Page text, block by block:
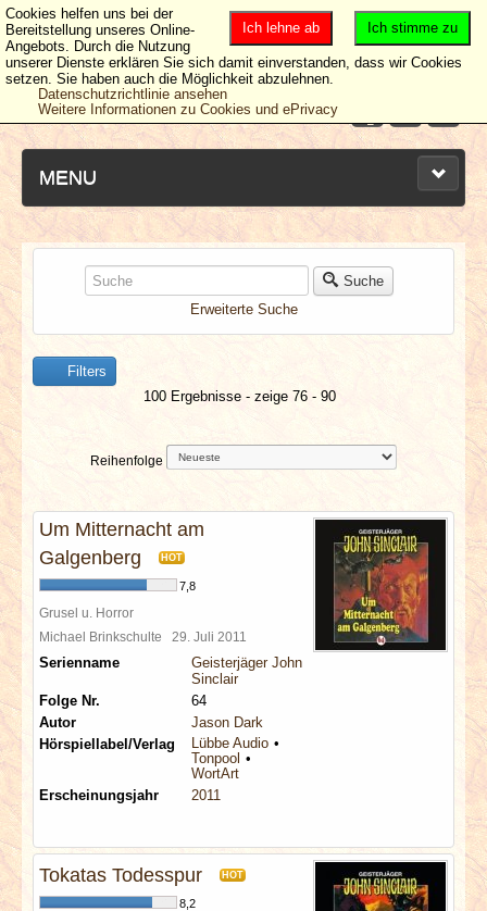
MENU
NEUESTE ARTIKEL
NEWS & DATES
BERICHTE
VERLOSUNGEN
SPECIALS
REDAKTION
LINKS
ARCHIV
Suche
Erweiterte Suche
Filters
100 Ergebnisse - zeige 76 - 90
Reihenfolge
Um Mitternacht am
Galgenberg
HOT
7,8
Grusel u. Horror
Michael Brinkschulte 29. Juli 2011
Serienname
Geisterjäger John
Sinclair
Folge Nr.
64
Autor
Jason Dark
Hörspiellabel/Verlag
Lübbe Audio
Tonpool
WortArt
Erscheinungsjahr
2011
Tokatas Todesspur HOT
8,2
Ich stimme zu
Ich lehne ab
Cookies helfen uns bei der
Bereitstellung unseres Online-
Angebots. Durch die Nutzung
unserer Dienste erklären Sie sich damit einverstanden, dass wir Cookies
setzen. Sie haben auch die Möglichkeit abzulehnen.
Datenschutzrichtlinie ansehen
Weitere Informationen zu Cookies und ePrivacy